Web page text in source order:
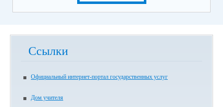
Ссылки
Официальный интернет-портал государственных услуг
Дом учителя